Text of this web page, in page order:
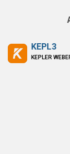
KEPL3
KEPLER